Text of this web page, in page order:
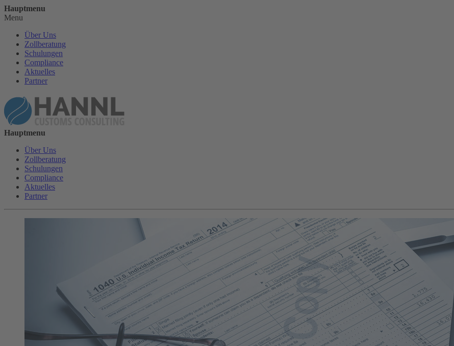
Hauptmenu
Menu
Über Uns
Zollberatung
Schulungen
Compliance
Aktuelles
Partner
Hauptmenu
Über Uns
Zollberatung
Schulungen
Compliance
Aktuelles
Partner